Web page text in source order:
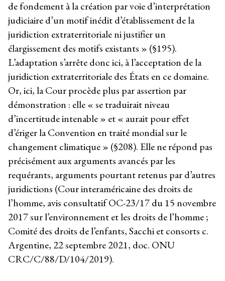
de fondement à la création par voie d’interprétation
judiciaire d’un motif inédit d’établissement de la
juridiction extraterritoriale ni justifier un
élargissement des motifs existants » (§195).
L’adaptation s’arrête donc ici, à l’acceptation de la
juridiction extraterritoriale des États en ce domaine.
Or, ici, la Cour procède plus par assertion par
démonstration : elle « se traduirait niveau
d’incertitude intenable » et « aurait pour effet
d’ériger la Convention en traité mondial sur le
changement climatique » (§208). Elle ne répond pas
précisément aux arguments avancés par les
requérants, arguments pourtant retenus par d’autres
juridictions (Cour interaméricaine des droits de
l’homme, avis consultatif OC-23/17 du 15 novembre
2017 sur l’environnement et les droits de l’homme ;
Comité des droits de l’enfants, Sacchi et consorts c.
Argentine, 22 septembre 2021, doc. ONU
CRC/C/88/D/104/2019).